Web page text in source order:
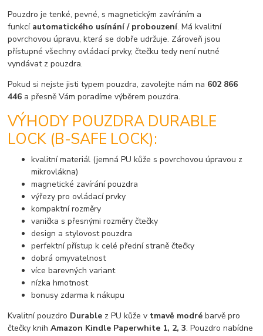
Pouzdro je tenké, pevné, s magnetickým zavíráním a
funkcí automatického usínání / probouzení. Má kvalitní
povrchovou úpravu, která se dobře udržuje. Zároveň jsou
přístupné všechny ovládací prvky, čtečku tedy není nutné
vyndávat z pouzdra.
Pokud si nejste jisti typem pouzdra, zavolejte nám na 602 866
446 a přesně Vám poradíme výběrem pouzdra.
VÝHODY POUZDRA DURABLE
LOCK (B-SAFE LOCK):
kvalitní materiál (jemná PU kůže s povrchovou úpravou z
mikrovlákna)
magnetické zavírání pouzdra
výřezy pro ovládací prvky
kompaktní rozměry
vanička s přesnými rozměry čtečky
design a stylovost pouzdra
perfektní přístup k celé přední straně čtečky
dobrá omyvatelnost
více barevných variant
nízka hmotnost
bonusy zdarma k nákupu
Kvalitní pouzdro Durable z PU kůže v tmavě modrébarvě pro
čtečky knihAmazon Kindle Paperwhite 1, 2, 3. Pouzdro nabídne